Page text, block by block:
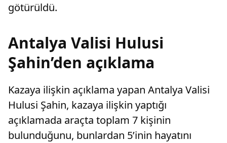
götürüldü.
Antalya Valisi Hulusi
Şahin’den açıklama
Kazaya ilişkin açıklama yapan Antalya Valisi
Hulusi Şahin, kazaya ilişkin yaptığı
açıklamada araçta toplam 7 kişinin
bulunduğunu, bunlardan 5’inin hayatını